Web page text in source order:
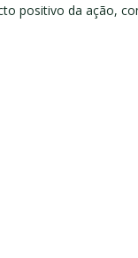
positivo da ação,